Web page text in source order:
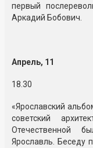
первый
Аркадий Бобович.
Апрель, 11
18.30
«Ярославский
советский
Отечественной
Ярославль. Беседу